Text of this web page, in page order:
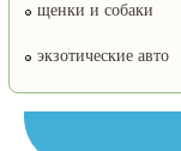
щенки и собаки
экзотические авто